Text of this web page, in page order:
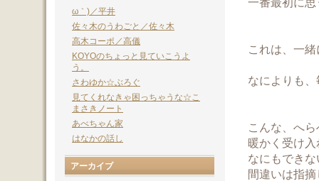
これは、一
なによりも
こんな、へ
暖かく受け
なにもでき
間違いは指
ω｀)／平井
佐々木のうわごと／佐々木
高木コーポ／高儀
KOYOのちょっと見ていこうよ
う。
さわゆか☆ぶろぐ
見てくれなきゃ困っちゃうな☆こ
まさきノート
あべちゃん家
はなかの話し
アーカイブ